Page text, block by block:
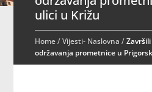
ulici u Križu
Home/Vijesti- Naslovna /
održavanja prometnice u